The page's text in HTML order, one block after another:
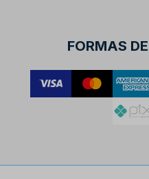
FORMAS